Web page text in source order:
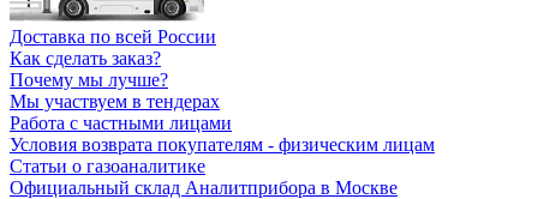
Доставка по всей России
Как сделать заказ?
Почему мы лучше?
Мы участвуем в тендерах
Работа с частными лицами
Условия возврата покупателям - физическим лицам
Статьи о газоаналитике
Официальный склад Аналитприбора в Москве